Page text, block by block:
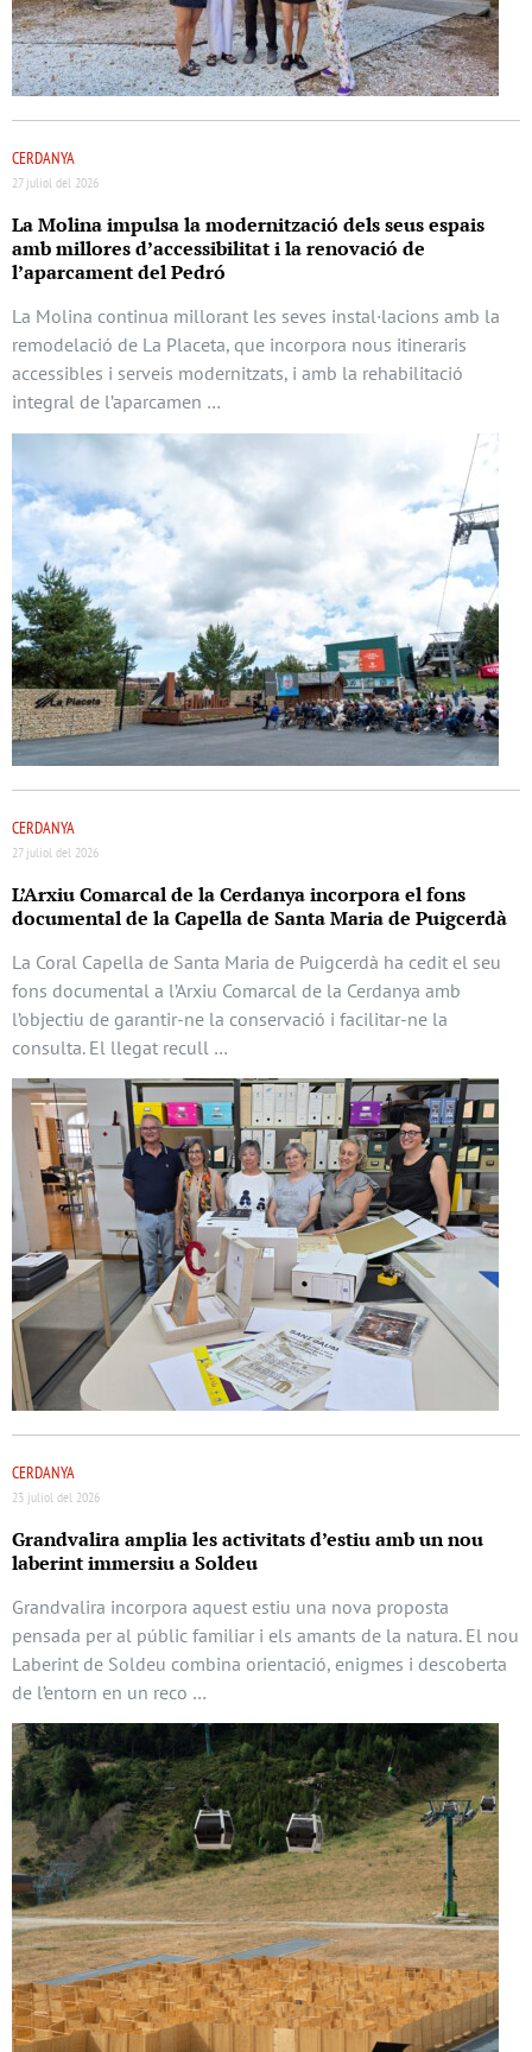
CERDANYA
27 juliol del 2026
La Molina impulsa la modernització dels seus espais
amb millores d’accessibilitat i la renovació de
l’aparcament del Pedró
La Molina continua millorant les seves instal·lacions amb la
remodelació de La Placeta, que incorpora nous itineraris
accessibles i serveis modernitzats, i amb la rehabilitació
integral de l’aparcamen …
CERDANYA
27 juliol del 2026
L’Arxiu Comarcal de la Cerdanya incorpora el fons
documental de la Capella de Santa Maria de Puigcerdà
La Coral Capella de Santa Maria de Puigcerdà ha cedit el seu
fons documental a l’Arxiu Comarcal de la Cerdanya amb
l’objectiu de garantir-ne la conservació i facilitar-ne la
consulta. El llegat recull …
CERDANYA
23 juliol del 2026
Grandvalira amplia les activitats d’estiu amb un nou
laberint immersiu a Soldeu
Grandvalira incorpora aquest estiu una nova proposta
pensada per al públic familiar i els amants de la natura. El nou
Laberint de Soldeu combina orientació, enigmes i descoberta
de l’entorn en un reco …